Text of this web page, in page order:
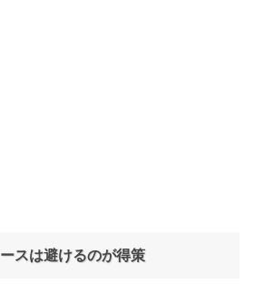
スは避けるのが得策